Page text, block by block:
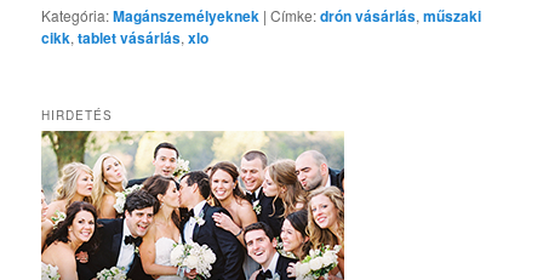
Kategória:Magánszemélyeknek |Címke:drón vásárlás,műszaki
cikk,tablet vásárlás,xlo
HIRDETÉS